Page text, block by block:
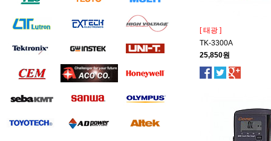
[ 태광 ]
TK-3300A
25,850원